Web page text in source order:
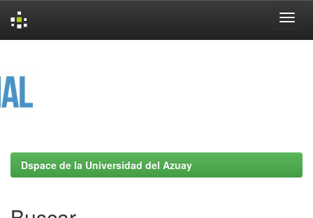
Dspace de la Universidad del Azuay